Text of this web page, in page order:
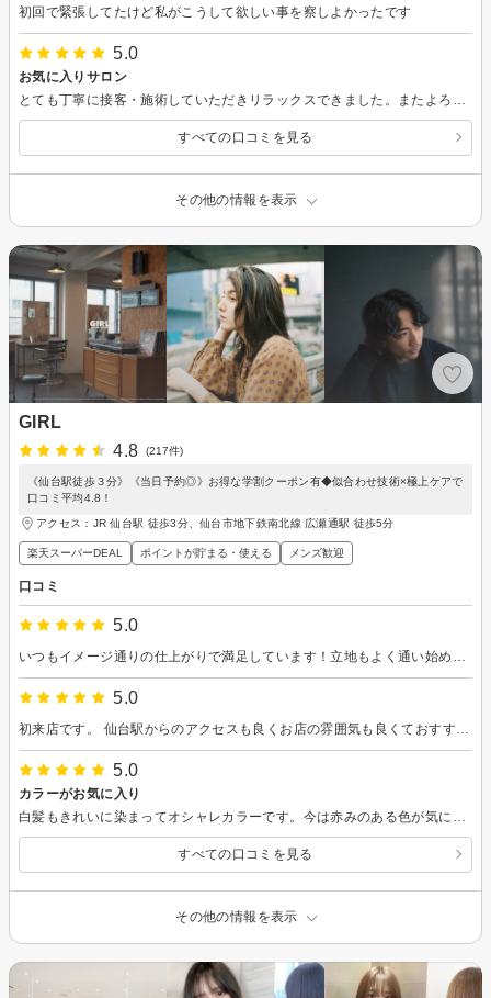
初回で緊張してたけど私がこうして欲しい事を察しよかったです
5.0
お気に入りサロン
すべての口コミを見る
その他の情報を表示
GIRL
4.8
(217件)
《仙台駅徒歩３分》《当日予約◎》お得な学割クーポン有◆似合わせ技術×極上ケアで
口コミ平均4.8！
アクセス：JR 仙台駅 徒歩3分、仙台市地下鉄南北線 広瀬通駅 徒歩5分
楽天スーパーDEAL ポイントが貯まる・使える メンズ歓迎
口コミ
5.0
5.0
初来店です。 仙台駅からのアクセスも良くお店の雰囲気も良くておすすめです！
5.0
カラーがお気に入り
すべての口コミを見る
その他の情報を表示